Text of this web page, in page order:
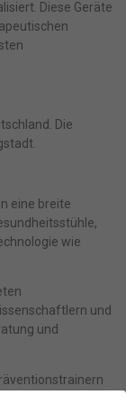
Diese Geräte
Die
eine breite
wie
und
und